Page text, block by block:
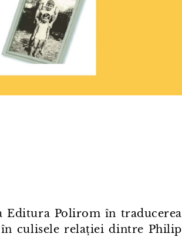
Editura Polirom în traducerea
culisele relației dintre Philip